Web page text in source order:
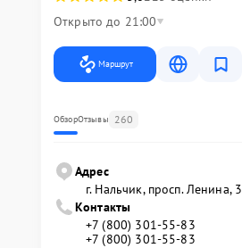
Открыто до 21:00
Маршрут
ОбзорОтзывы 260
Адрес
г. Нальчик, просп. Ленина, 3
Контакты
+7 (800) 301-55-83
+7 (800) 301-55-83